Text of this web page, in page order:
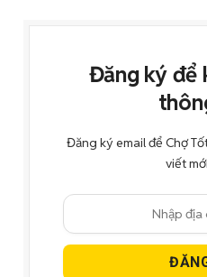
Đăng ký để
Đăng ký email để Chợ
viết